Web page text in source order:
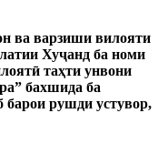
ва варзиши вилояти
Хуҷанд ба номи
таҳти унвони
бахшида ба
рушди устувор,